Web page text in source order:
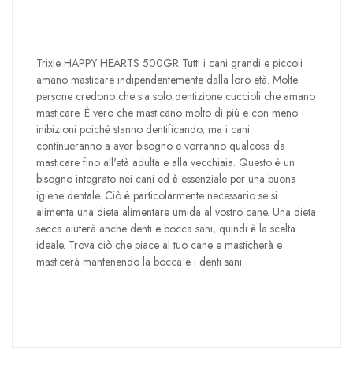
Trixie HAPPY HEARTS 500GR Tutti i cani grandi e piccoli
amano masticare indipendentemente dalla loro età. Molte
persone credono che sia solo dentizione cuccioli che amano
masticare. È vero che masticano molto di più e con meno
inibizioni poiché stanno dentificando, ma i cani
continueranno a aver bisogno e vorranno qualcosa da
masticare fino all'età adulta e alla vecchiaia. Questo è un
bisogno integrato nei cani ed è essenziale per una buona
igiene dentale. Ciò è particolarmente necessario se si
alimenta una dieta alimentare umida al vostro cane. Una dieta
secca aiuterà anche denti e bocca sani, quindi è la scelta
ideale. Trova ciò che piace al tuo cane e masticherà e
masticerà mantenendo la bocca e i denti sani.